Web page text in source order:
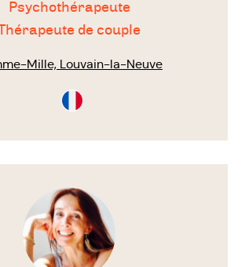
Psychothérapeute
de couple
Mille, Louvain-la-Neuve
Consultation
en